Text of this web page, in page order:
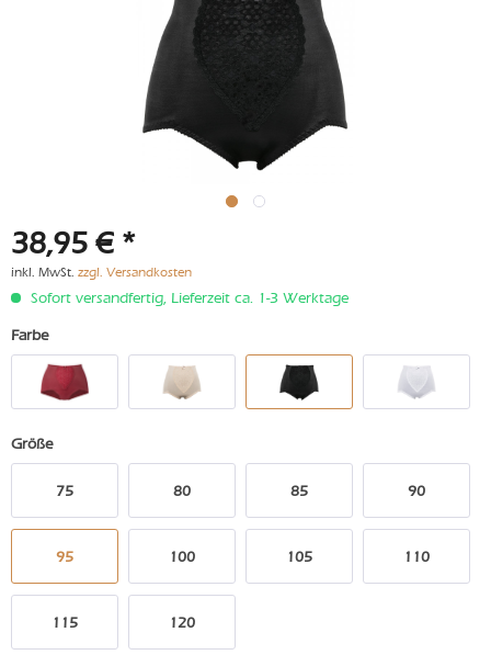
38,95 € *
inkl. MwSt. zzgl. Versandkosten
Sofort versandfertig, Lieferzeit ca. 1-3 Werktage
Farbe
Größe
75 80 85 90
95 100 105 110
115 120